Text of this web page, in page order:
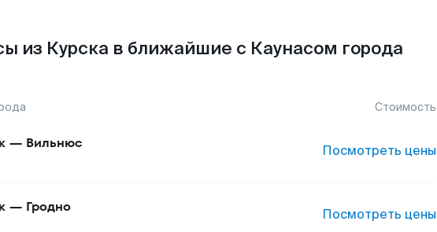
из Курска в ближайшие с Каунасом города
Стоимость
— Вильнюс Посмотреть цены
— Гродно Посмотреть цены